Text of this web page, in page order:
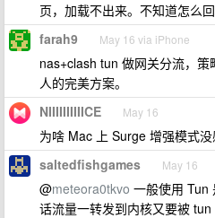
页，加载不出来。不知道怎么
farah9 May 16 via iPhone
nas+clash tun 做网关分流，
人的完美方案。
NIIIIIIIIIICE May 16
为啥 Mac 上 Surge 增强模式没
saltedfishgames May 16
@meteora0tkvo 一般使用 Tun
话流量一转发到内核又要被